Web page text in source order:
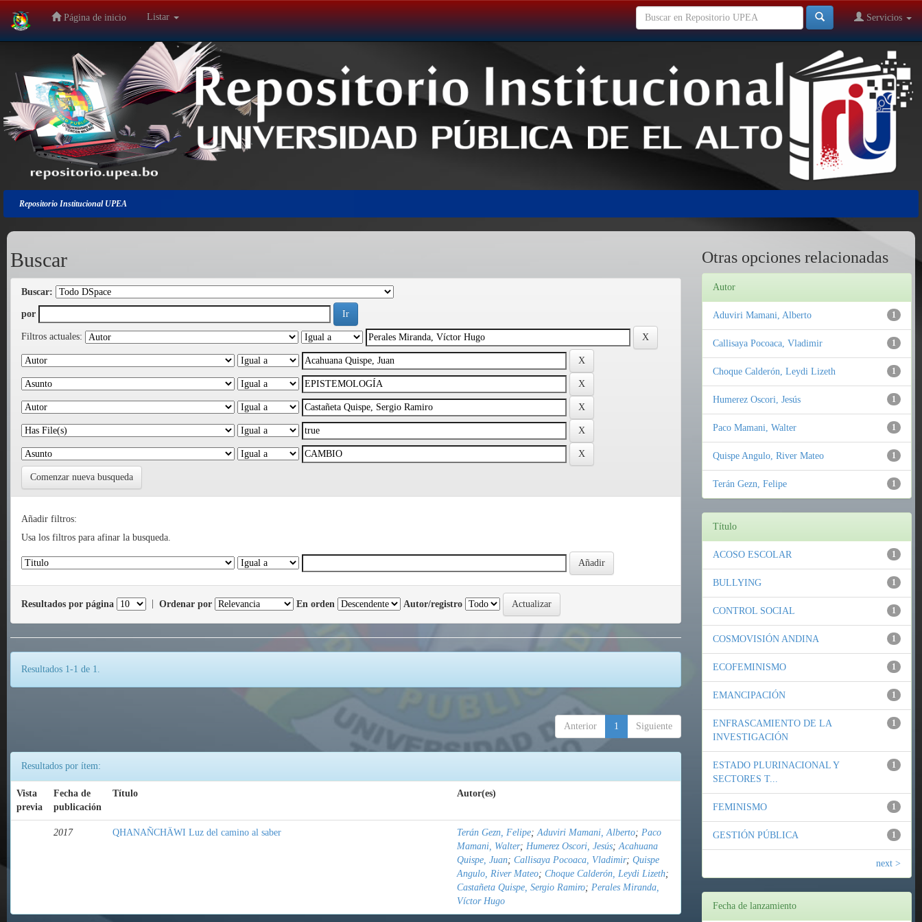
Salir
navegación
Página de inicio Listar Servicios
Repositorio Institucional UPEA
Buscar
Buscar:
por
Filtros actuales:
Comenzar nueva busqueda
Añadir filtros:
Usa los filtros para afinar la busqueda.
Resultados por página Ordenar por En orden Autor/registro
Resultados 1-1 de 1.
Anterior 1 Siguiente
Resultados por ítem:
Vista
previa
Fecha de
publicación
Título Autor(es)
2017 QHANAÑCHÄWI Luz del camino al saber Terán Gezn, Felipe;Aduviri Mamani, Alberto; Paco
Mamani, Walter; Humerez Oscori, Jesús;Acahuana
Quispe, Juan; Callisaya Pocoaca, Vladimir; Quispe
Angulo, River Mateo; Choque Calderón, Leydi Lizeth;
Castañeta Quispe, Sergio Ramiro; Perales Miranda,
Víctor Hugo
Otras opciones relacionadas
Autor
1
Aduviri Mamani, Alberto
1
Callisaya Pocoaca, Vladimir
1
Choque Calderón, Leydi Lizeth
1
Humerez Oscori, Jesús
1
Paco Mamani, Walter
1
Quispe Angulo, River Mateo
1
Terán Gezn, Felipe
Título
1
ACOSO ESCOLAR
1
BULLYING
1
CONTROL SOCIAL
1
COSMOVISIÓN ANDINA
1
ECOFEMINISMO
1
EMANCIPACIÓN
1
ENFRASCAMIENTO DE LA
INVESTIGACIÓN
1
ESTADO PLURINACIONAL Y
SECTORES T...
1
FEMINISMO
1
GESTIÓN PÚBLICA
next >
Fecha de lanzamiento